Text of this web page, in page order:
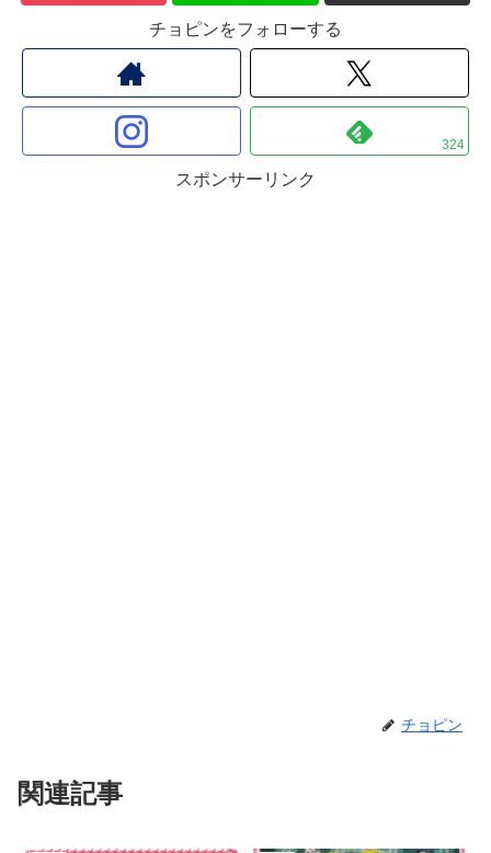
チョピンをフォローする
324
スポンサーリンク
チョピン
関連記事